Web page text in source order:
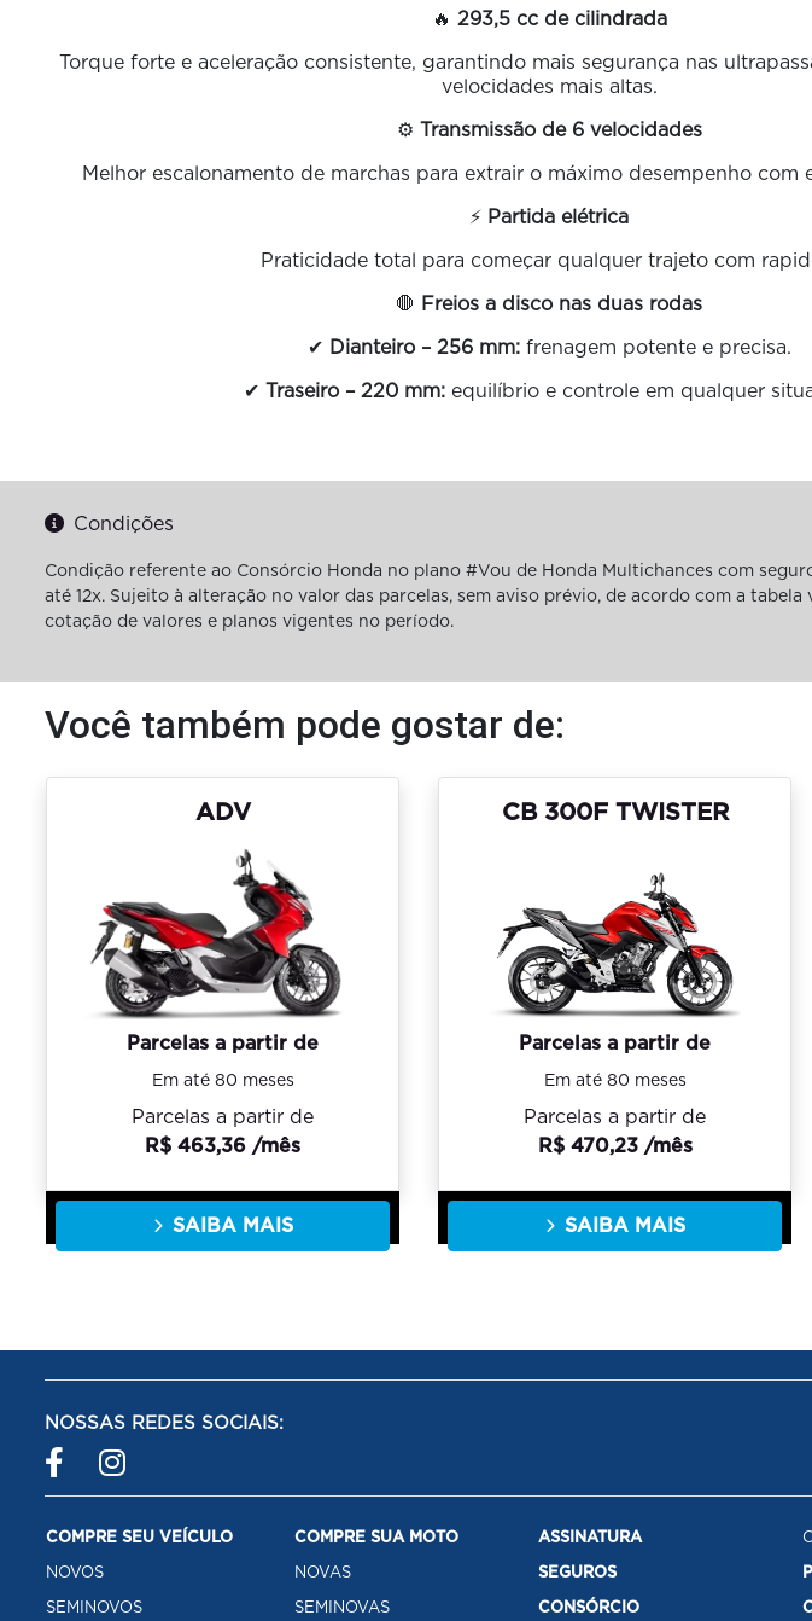
🔥 293,5 cc de cilindrada
Torque forte e aceleração consistente, garantindo mais segurança nas
velocidades mais altas.
⚙️ Transmissão de 6 velocidades
Melhor escalonamento de marchas para extrair o máximo desempenho com
⚡ Partida elétrica
Praticidade total para começar qualquer trajeto com
🛑 Freios a disco nas duas rodas
✔ Dianteiro – 256 mm:frenagem potente e precisa.
✔Traseiro – 220 mm: equilíbrio e controle em qualquer
Condições
Condição referente ao Consórcio Honda no plano #Vou de Honda Multichances com
até 12x. Sujeito à alteração no valor das parcelas, sem aviso prévio, de acordo com a
cotação de valores e planos vigentes no período.
Você também pode gostar de:
ADV
Parcelas a partir de
Em até 80 meses
Parcelas a partir de
R$ 463,36 /mês
SAIBA MAIS
CB 300F TWISTER
Parcelas a partir de
Em até 80 meses
Parcelas a partir de
R$ 470,23 /mês
SAIBA MAIS
NOSSAS REDES SOCIAIS:
COMPRE SEU VEÍCULO
NOVOS
SEMINOVOS
COMPRE SUA MOTO
NOVAS
SEMINOVAS
ASSINATURA
SEGUROS
CONSÓRCIO